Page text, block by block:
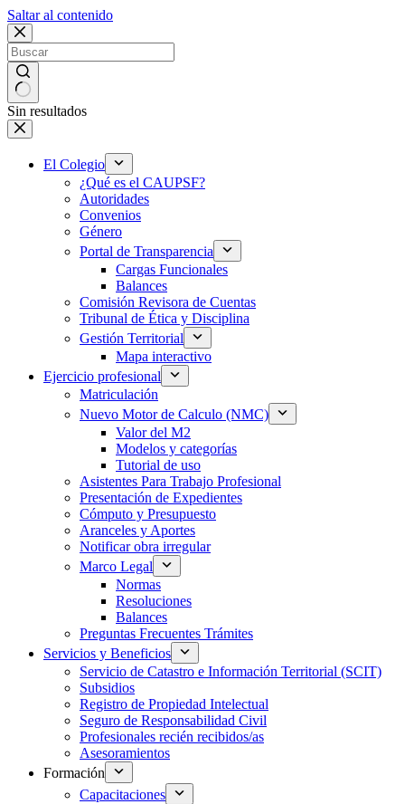
Saltar al contenido
Sin resultados
El Colegio
¿Qué es el CAUPSF?
Autoridades
Convenios
Género
Portal de Transparencia
Cargas Funcionales
Balances
Comisión Revisora de Cuentas
Tribunal de Ética y Disciplina
Gestión Territorial
Mapa interactivo
Ejercicio profesional
Matriculación
Nuevo Motor de Calculo (NMC)
Valor del M2
Modelos y categorías
Tutorial de uso
Asistentes Para Trabajo Profesional
Presentación de Expedientes
Cómputo y Presupuesto
Aranceles y Aportes
Notificar obra irregular
Marco Legal
Normas
Resoluciones
Balances
Preguntas Frecuentes Trámites
Servicios y Beneficios
Servicio de Catastro e Información Territorial (SCIT)
Subsidios
Registro de Propiedad Intelectual
Seguro de Responsabilidad Civil
Profesionales recién recibidos/as
Asesoramientos
Formación
Capacitaciones